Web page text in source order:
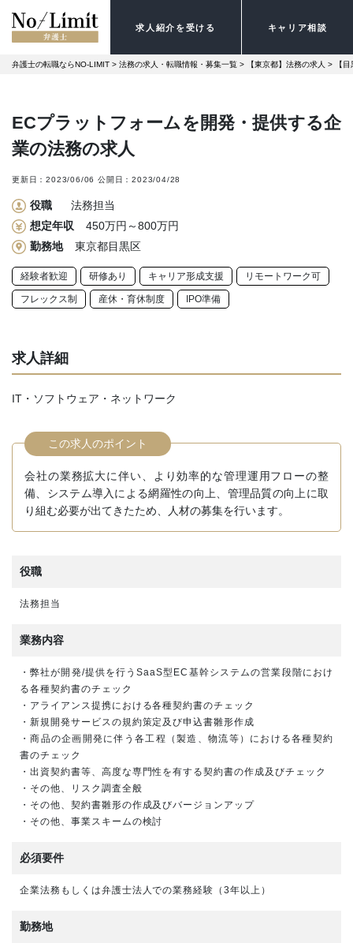
求人紹介を受ける キャリア相談
弁護士の転職ならNO-LIMIT > 法務の求人・転職情報・募集一覧 > 【東京都】法務の求人 > 【
ECプラットフォームを開発・提供する企
業の法務の求人
更新日：2023/06/06 公開日：2023/04/28
役職
法務担当
想定年収
450万円～800万円
勤務地
東京都目黒区
経験者歓迎 研修あり キャリア形成支援 リモートワーク可
フレックス制 産休・育休制度 IPO準備
求人詳細
IT・ソフトウェア・ネットワーク
この求人のポイント
会社の業務拡大に伴い、より効率的な管理運用フローの整
備、システム導入による網羅性の向上、管理品質の向上に取
り組む必要が出てきたため、人材の募集を行います。
役職
法務担当
業務内容
・弊社が開発/提供を行うSaaS型EC基幹システムの営業段階におけ
る各種契約書のチェック
・アライアンス提携における各種契約書のチェック
・新規開発サービスの規約策定及び申込書雛形作成
・商品の企画開発に伴う各工程（製造、物流等）における各種契約
書のチェック
・出資契約書等、高度な専門性を有する契約書の作成及びチェック
・その他、リスク調査全般
・その他、契約書雛形の作成及びバージョンアップ
・その他、事業スキームの検討
必須要件
企業法務もしくは弁護士法人での業務経験（3年以上）
勤務地